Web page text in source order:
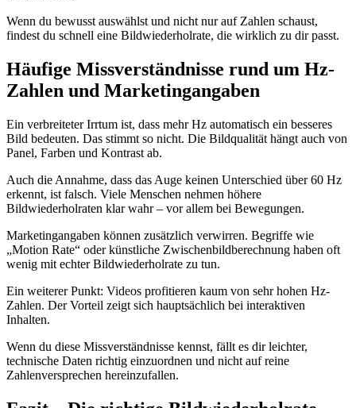
Wenn du bewusst auswählst und nicht nur auf Zahlen schaust,
findest du schnell eine Bildwiederholrate, die wirklich zu dir passt.
Häufige Missverständnisse rund um Hz-
Zahlen und Marketingangaben
Ein verbreiteter Irrtum ist, dass mehr Hz automatisch ein besseres
Bild bedeuten. Das stimmt so nicht. Die Bildqualität hängt auch von
Panel, Farben und Kontrast ab.
Auch die Annahme, dass das Auge keinen Unterschied über 60 Hz
erkennt, ist falsch. Viele Menschen nehmen höhere
Bildwiederholraten klar wahr – vor allem bei Bewegungen.
Marketingangaben können zusätzlich verwirren. Begriffe wie
„Motion Rate“ oder künstliche Zwischenbildberechnung haben oft
wenig mit echter Bildwiederholrate zu tun.
Ein weiterer Punkt: Videos profitieren kaum von sehr hohen Hz-
Zahlen. Der Vorteil zeigt sich hauptsächlich bei interaktiven
Inhalten.
Wenn du diese Missverständnisse kennst, fällt es dir leichter,
technische Daten richtig einzuordnen und nicht auf reine
Zahlenversprechen hereinzufallen.